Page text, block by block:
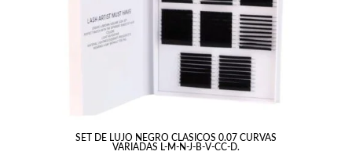
SET DE LUJO NEGRO CLASICOS 0.07 CURVAS
VARIADAS L-M-N-J-B-V-CC-D.